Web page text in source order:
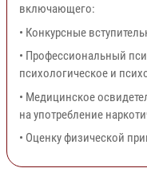
включающего:
• Конкурсные
• Профессиональный
психологическое и
• Медицинское
на употребление
• Оценку физической